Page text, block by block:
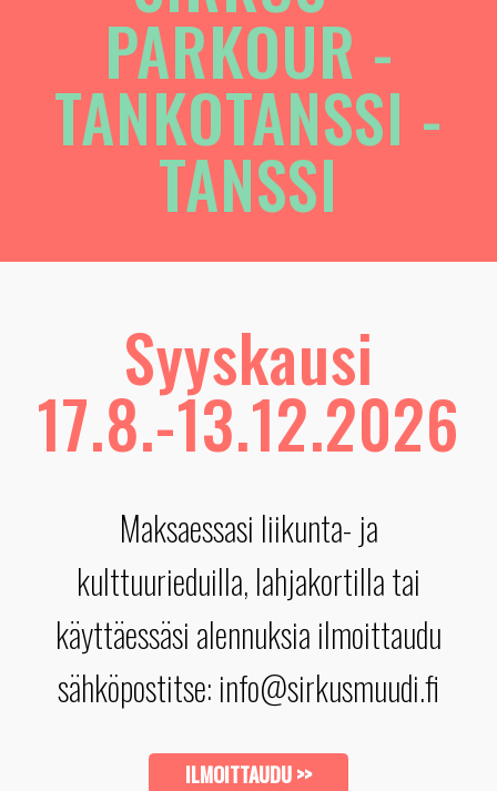
PARKOUR -
TANKOTANSSI -
TANSSI
Syyskausi
17.8.-13.12.2026
Maksaessasi liikunta- ja
kulttuurieduilla, lahjakortilla tai
käyttäessäsi alennuksia ilmoittaudu
sähköpostitse: info@sirkusmuudi.fi
ILMOITTAUDU >>